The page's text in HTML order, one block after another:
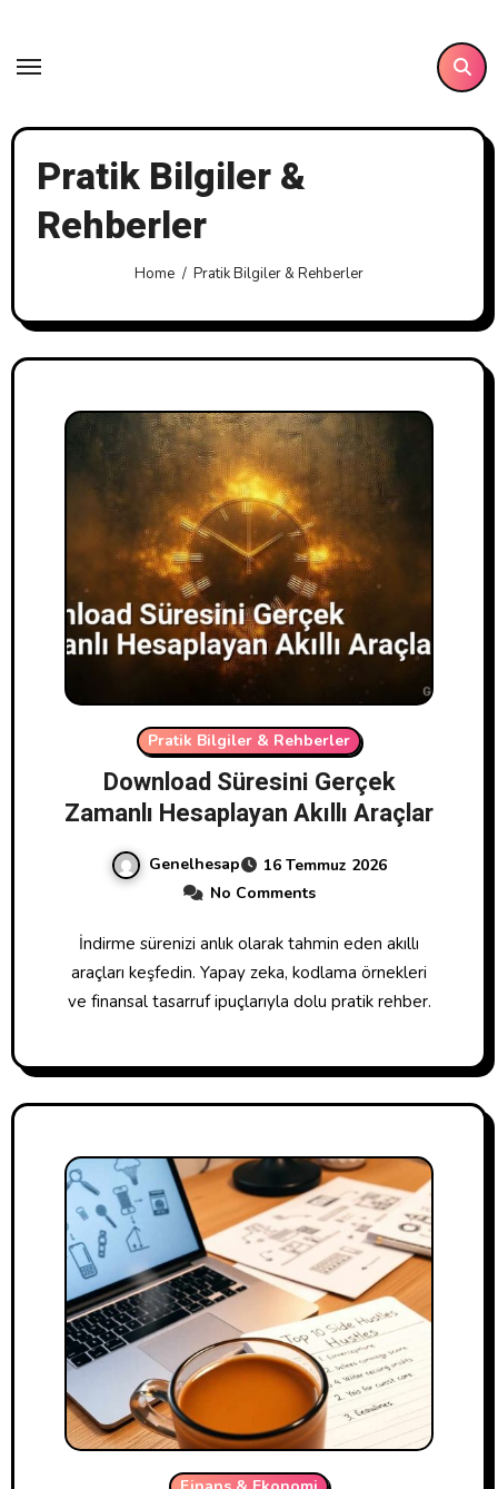
content
Pratik Bilgiler &
Rehberler
Home Pratik Bilgiler & Rehberler
Pratik Bilgiler & Rehberler
Download Süresini Gerçek
Zamanlı Hesaplayan Akıllı Araçlar
Genelhesap
16 Temmuz 2026
No Comments
İndirme sürenizi anlık olarak tahmin eden akıllı
araçları keşfedin. Yapay zeka, kodlama örnekleri
ve finansal tasarruf ipuçlarıyla dolu pratik rehber.